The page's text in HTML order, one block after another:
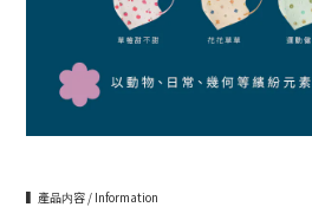
▍產品内容 / Information